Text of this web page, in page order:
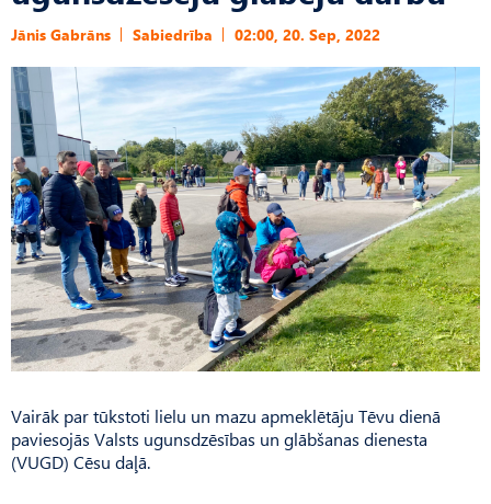
Jānis Gabrāns Sabiedrība 02:00, 20. Sep, 2022
Vairāk par tūkstoti lielu un mazu apmeklētāju Tēvu dienā
paviesojās Valsts ugunsdzēsības un glābšanas dienesta
(VUGD) Cēsu daļā.